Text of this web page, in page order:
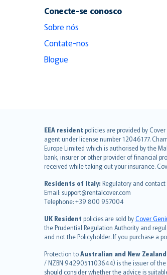
Conecte-se conosco
Sobre nós
Contate-nos
Blogue
EEA resident policies are provided by
agent under license number 12046177.
Europe Limited which is authorised by the
bank, insurer or other provider of financial
received while taking out your insurance.
Residents of Italy: Regulatory and
Email: support@rentalcover.com
Telephone: +39 800 957004
UK Resident policies are sold byCover
the Prudential Regulation Authority and
and not the Policyholder. If you purchase a
Protection toAustralian and New
/ NZBN 9429051103644) is the issuer of
should consider whether the advice is
English (UK)
English (US)
Deutsch
français
Nederlands
español
italiano
简体中文
繁體中文
Português
polski
עברית